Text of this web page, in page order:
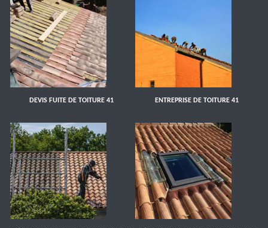
DEVIS FUITE DE TOITURE 41 ENTREPRISE DE TOITURE 41